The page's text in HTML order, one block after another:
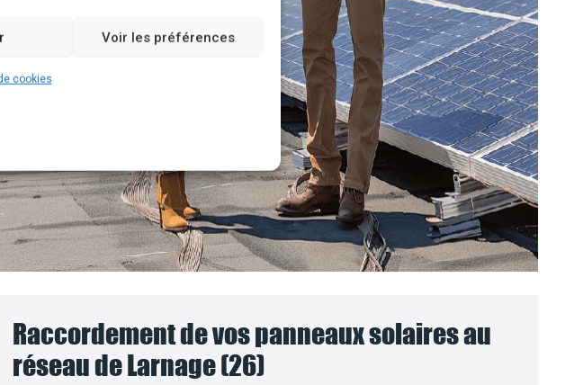
Voir les préférences
cookies
Raccordement de vos panneaux solaires au
réseau de Larnage (26)